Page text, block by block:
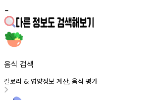
-
음식 검색
칼로리 & 영양정보 계산, 음식 평가